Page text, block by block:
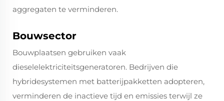
aggregaten te verminderen.
Bouwsector
Bouwplaatsen gebruiken vaak
dieselelektriciteitsgeneratoren. Bedrijven die
hybridesystemen met batterijpakketten adopteren,
verminderen de inactieve tijd en emissies terwijl ze